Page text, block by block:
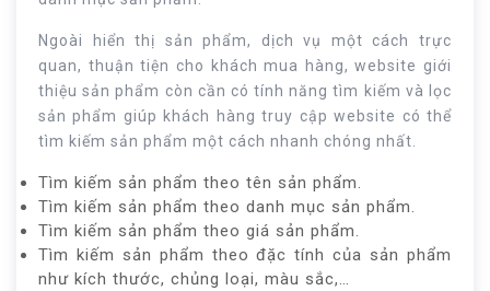
Ngoài hiển thị sản phẩm, dịch vụ một cách trực
quan, thuận tiện cho khách mua hàng, website giới
thiệu sản phẩm còn cần có tính năng tìm kiếm và lọc
sản phẩm giúp khách hàng truy cập website có thể
tìm kiếm sản phẩm một cách nhanh chóng nhất.
Tìm kiếm sản phẩm theo tên sản phẩm.
Tìm kiếm sản phẩm theo danh mục sản phẩm.
Tìm kiếm sản phẩm theo giá sản phẩm.
Tìm kiếm sản phẩm theo đặc tính của sản phẩm
như kích thước, chủng loại, màu sắc,…